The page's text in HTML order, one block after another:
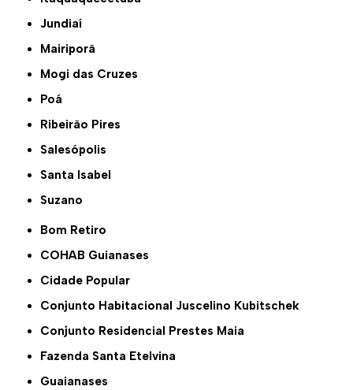
Jundiaí
Mairiporã
Mogi das Cruzes
Poá
Ribeirão Pires
Salesópolis
Santa Isabel
Suzano
Bom Retiro
COHAB Guianases
Cidade Popular
Conjunto Habitacional Juscelino Kubitschek
Conjunto Residencial Prestes Maia
Fazenda Santa Etelvina
Guaianases